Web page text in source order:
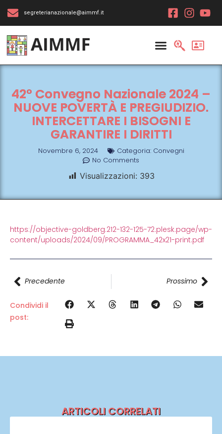
segreterianazionale@aimmf.it
42° Convegno Nazionale 2024 –
NUOVE POVERTÀ E PREGIUDIZIO.
INTERCETTARE I BISOGNI E
GARANTIRE I DIRITTI
Novembre 6, 2024 Categoria: Convegni
No Comments
Visualizzazioni: 393
https://objective-goldberg.212-132-125-72.plesk.page/wp-
content/uploads/2024/09/PROGRAMMA_42x21-print.pdf
Precedente Prossimo
Condividi il
post:
ARTICOLI CORRELATI